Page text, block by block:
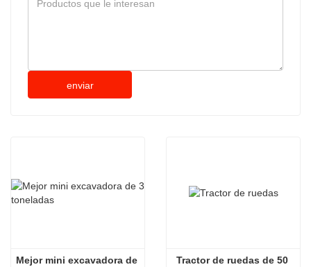
enviar
Mejor mini excavadora de
Tractor de ruedas de 50